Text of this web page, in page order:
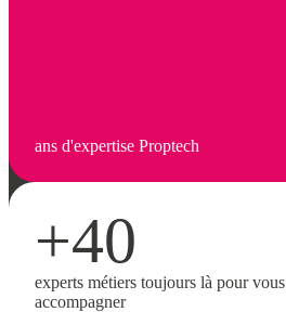
ans d'expertise Proptech
+40
experts métiers toujours là pour vous
accompagner